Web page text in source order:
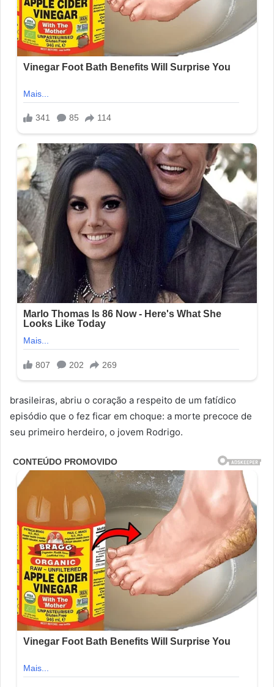
brasileiras, abriu o coração a respeito de um fatídico
episódio que o fez ficar em choque: a morte precoce de
seu primeiro herdeiro, o jovem Rodrigo.